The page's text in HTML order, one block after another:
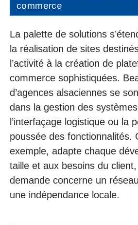
commerce
La palette de solutions
la réalisation de sites
l’activité à la création de
commerce sophistiquées.
d’agences alsaciennes se
dans la gestion des
l’interfaçage logistique ou la
poussée des fonctionnalités.
exemple, adapte chaque
taille et aux besoins du
demande concerne un
une indépendance locale.